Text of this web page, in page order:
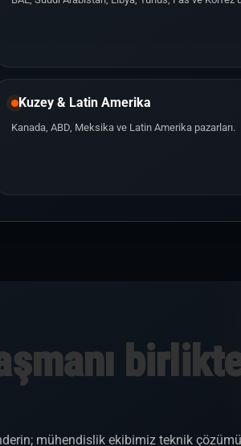
Kuzey & Latin Amerika
Kanada, ABD, Meksika ve Latin Amerika pazarları.
mühendislik ekibimiz teknik çözümü